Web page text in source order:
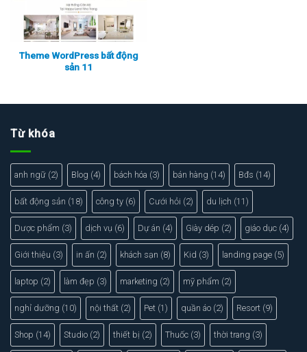
Theme WordPress bất động
sản 11
Từ khóa
anh ngữ (2) Blog (4) bách hóa (3) bán hàng (14) Bđs (14)
bất động sản (18) công ty (6) Cưới hỏi (2) du lịch (11)
Dược phẩm (3) dịch vụ (6) Dự án (4) Giày dép (2) giáo dục (4)
Giới thiệu (3) in ấn (2) khách sạn (8) Kid (3) landing page (5)
laptop (2) làm đẹp (3) marketing (2) mỹ phẩm (2)
nghỉ dưỡng (10) nội thất (2) Pet (1) quần áo (2) Resort (9)
Shop (14) Studio (2) thiết bị (2) Thuốc (3) thời trang (3)